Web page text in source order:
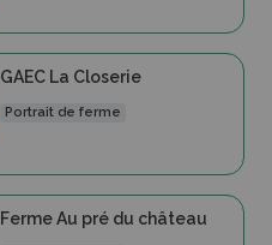
GAEC La Closerie
Portrait de ferme
Ferme Au pré du château